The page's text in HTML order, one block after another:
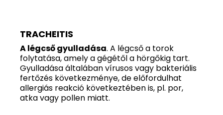
TRACHEITIS
A légcső gyulladása. A légcső a torok
folytatása, amely a gégétől a hörgőkig tart.
Gyulladása általában vírusos vagy bakteriális
fertőzés következménye, de előfordulhat
allergiás reakció következtében is, pl. por,
atka vagy pollen miatt.